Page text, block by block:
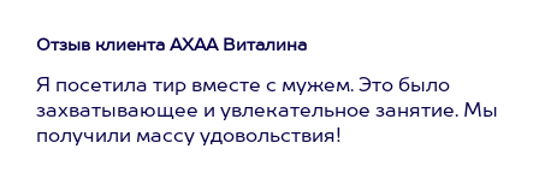
Отзыв клиента АХАА Виталина
Я посетила тир вместе с мужем. Это было
захватывающее и увлекательное занятие. Мы
получили массу удовольствия!